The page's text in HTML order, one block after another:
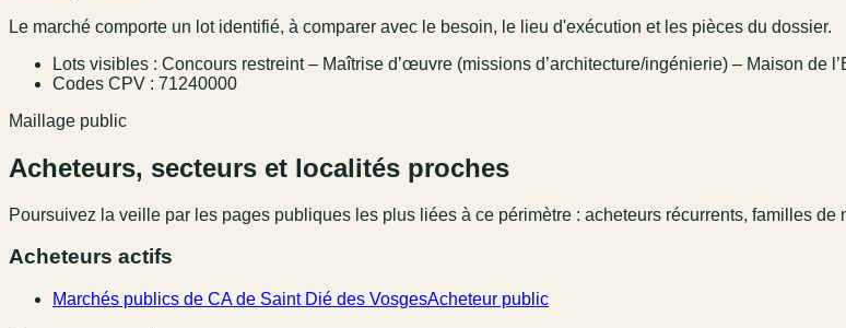
Le marché comporte un lot identifié, à comparer avec le besoin, le lieu d'exécution et les pièces du dossier.
Lots visibles : Concours restreint – Maîtrise d’œuvre (missions d’architecture/ingénierie) – Maison de
Codes CPV : 71240000
Maillage public
Acheteurs, secteurs et localités proches
Poursuivez la veille par les pages publiques les plus liées à ce périmètre : acheteurs récurrents, familles de
Acheteurs actifs
Marchés publics de CA de Saint Dié des VosgesAcheteur public